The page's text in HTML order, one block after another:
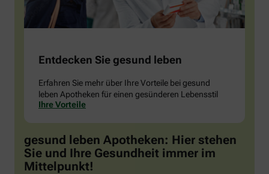
gesund leben Apotheken: Hier stehen
Sie und Ihre Gesundheit immer im
Mittelpunkt!
Entdecken Sie gesund leben
Erfahren Sie mehr über Ihre Vorteile bei gesund
leben Apotheken für einen gesünderen Lebensstil
Ihre Vorteile